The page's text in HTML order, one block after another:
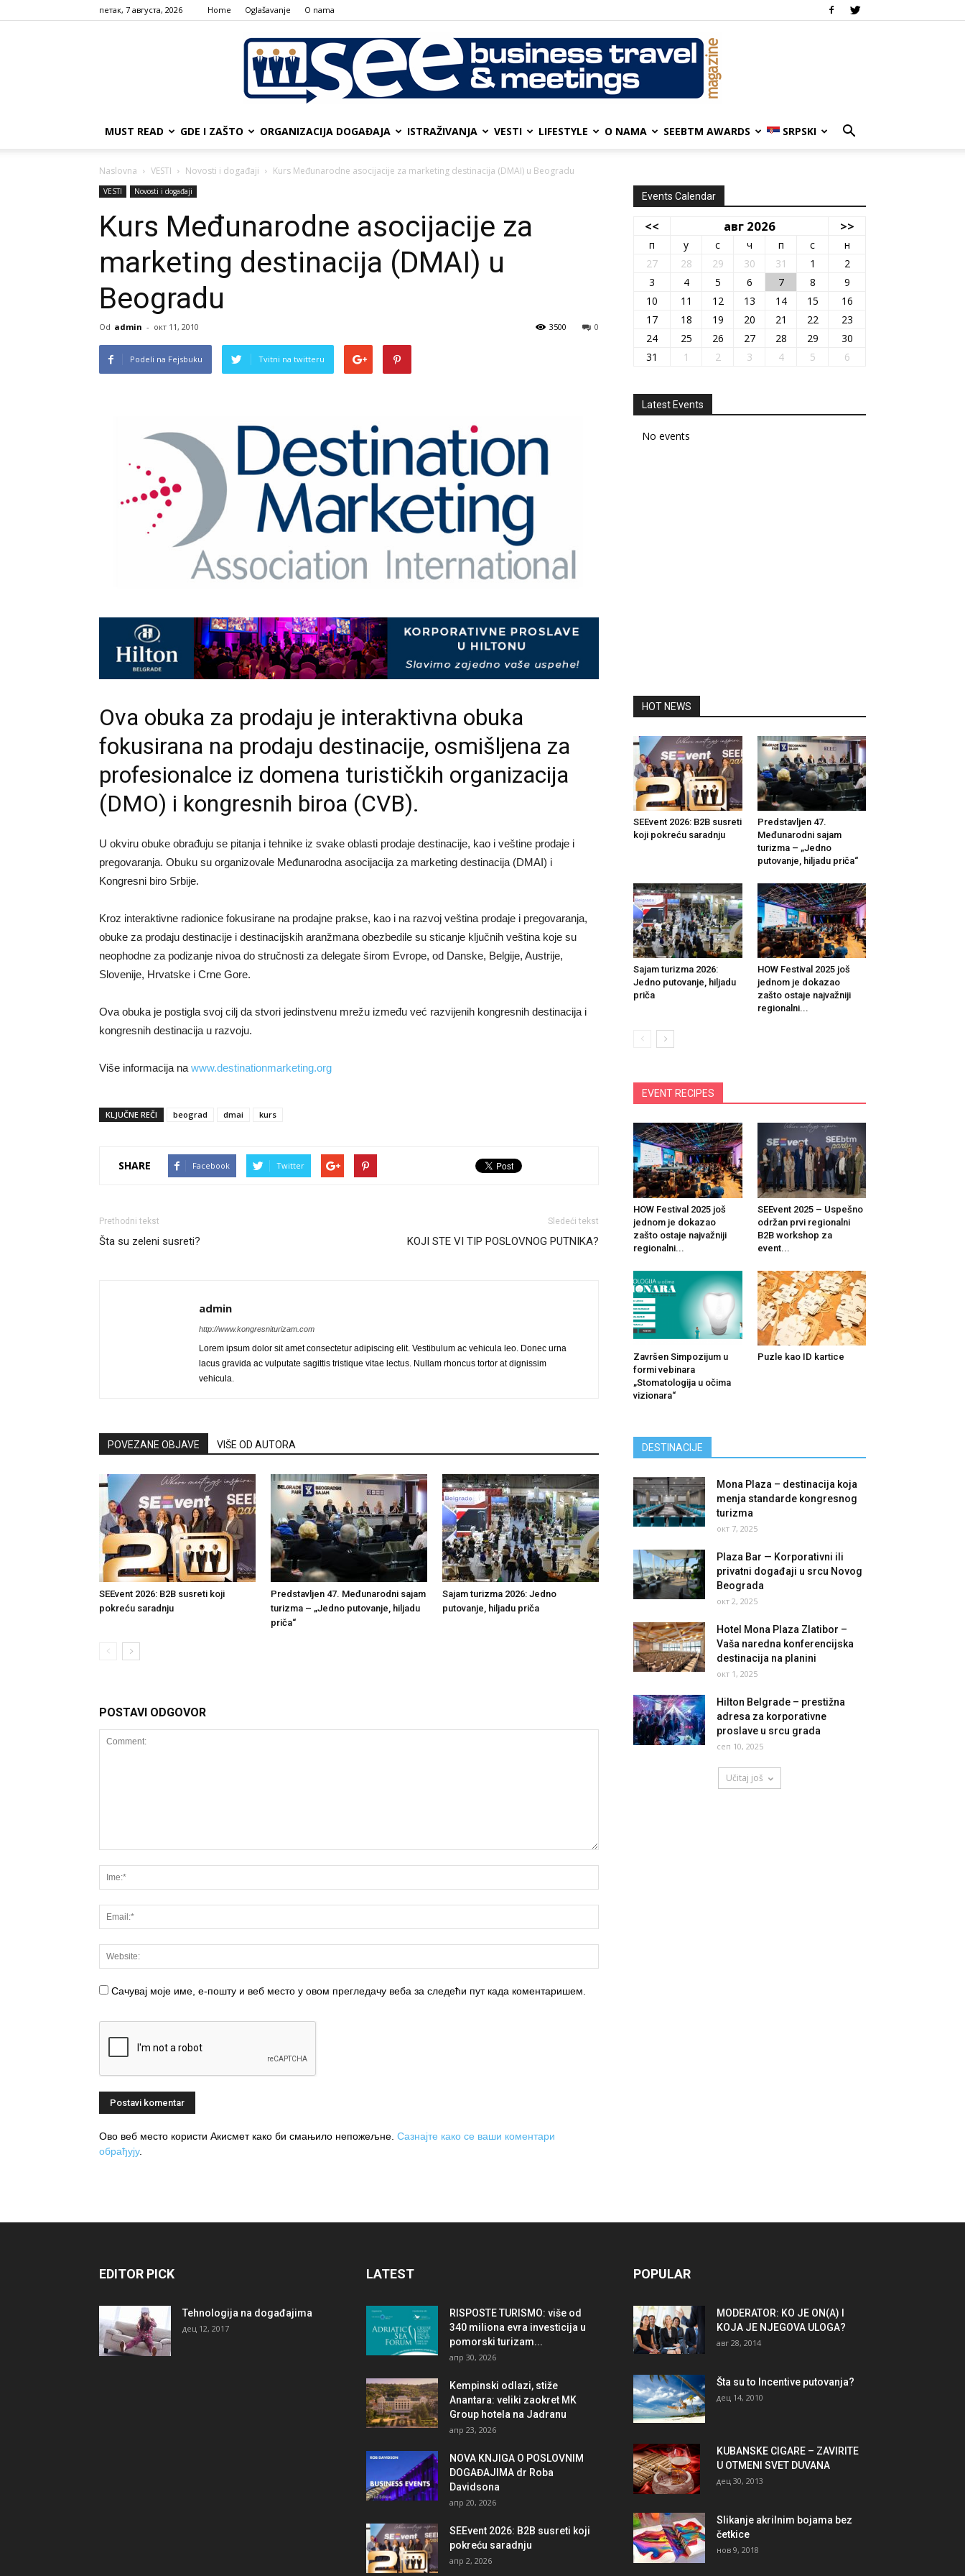
петак, 7 августа, 2026 Home Oglašavanje О nama
meetings
magazine
MUST READ GDE I ZAŠTO ORGANIZACIJA DOGAĐAJA ISTRAŽIVANJA VESTI LIFESTYLE О NAMA SEEBTM AWARDS SRPSKI
Naslovna VESTI Novosti i događaji Kurs Međunarodne asocijacije za marketing destinacija (DMAI) u Beogradu
VESTI Novosti i događaji
Kurs Međunarodne asocijacije za
marketing destinacija (DMAI) u
Beogradu
Od admin - окт 11, 2010 0
3500
Podeli na Fejsbuku Tvitni na twitteru
Ova obuka za prodaju je interaktivna obuka
fokusirana na prodaju destinacije, osmišljena za
profesionalce iz domena turističkih organizacija
(DMO) i kongresnih biroa (CVB).
U okviru obuke obrađuju se pitanja i tehnike iz svake oblasti prodaje destinacije, kao i veštine prodaje i
pregovaranja. Obuku su organizovale Međunarodna asocijacija za marketing destinacija (DMAI) i
Kongresni biro Srbije.
Kroz interaktivne radionice fokusirane na prodajne prakse, kao i na razvoj veština prodaje i pregovaranja,
obuke za prodaju destinacije i destinacijskih aranžmana obezbedile su sticanje ključnih veština koje su
neophodne za podizanje nivoa do stručnosti za delegate širom Evrope, od Danske, Belgije, Austrije,
Slovenije, Hrvatske i Crne Gore.
Ova obuka je postigla svoj cilj da stvori jedinstvenu mrežu između već razvijenih kongresnih destinacija i
kongresnih destinacija u razvoju.
Više informacija na www.destinationmarketing.org
KLJUČNE REČI beograd dmai kurs
SHARE Facebook Twitter
Prethodni tekst
Šta su zeleni susreti?
Sledeći tekst
KOJI STE VI TIP POSLOVNOG PUTNIKA?
admin
http://www.kongresniturizam.com
Lorem ipsum dolor sit amet consectetur adipiscing elit. Vestibulum ac vehicula leo. Donec urna
lacus gravida ac vulputate sagittis tristique vitae lectus. Nullam rhoncus tortor at dignissim
vehicula.
POVEZANE OBJAVE VIŠE OD AUTORA
SEEvent 2026: B2B susreti koji
pokreću saradnju
Predstavljen 47. Međunarodni sajam
turizma – „Jedno putovanje, hiljadu
priča“
Sajam turizma 2026: Jedno
putovanje, hiljadu priča
POSTAVI ODGOVOR
Сачувај моје име, е-пошту и веб место у овом прегледачу веба за следећи пут када коментаришем.
Ово веб место користи Акисмет како би смањило непожељне. Сазнајте како се ваши коментари
обрађују.
Events Calendar
<< авг 2026 >>
п у с ч п с
н
27
28 29 30 31 1
2
3
4 5 6 7 8
9
10
11 12 13 14 15
16
17
18 19 20 21 22
23
24
25 26 27 28 29
30
31
1 2 3 4 5 6
Latest Events
No events
HOT NEWS
SEEvent 2026: B2B susreti
koji pokreću saradnju
Predstavljen 47.
Međunarodni sajam
turizma – „Jedno
putovanje, hiljadu priča“
Sajam turizma 2026:
Jedno putovanje, hiljadu
priča
HOW Festival 2025 još
jednom je dokazao
zašto ostaje najvažniji
regionalni...
EVENT RECIPES
HOW Festival 2025 još
jednom je dokazao
zašto ostaje najvažniji
regionalni...
SEEvent 2025 – Uspešno
održan prvi regionalni
B2B workshop za
event...
Završen Simpozijum u
formi vebinara
„Stomatologija u očima
vizionara“
Puzle kao ID kartice
DESTINACIJE
Mona Plaza – destinacija koja
menja standarde kongresnog
turizma
окт 7, 2025
Plaza Bar — Korporativni ili
privatni događaji u srcu Novog
Beograda
окт 2, 2025
Hotel Mona Plaza Zlatibor –
Vaša naredna konferencijska
destinacija na planini
окт 1, 2025
Hilton Belgrade – prestižna
adresa za korporativne
proslave u srcu grada
сеп 10, 2025
Učitaj još
EDITOR PICK
Tehnologija na događajima
дец 12, 2017
LATEST
RISPOSTE TURISMO: više od
340 miliona evra investicija u
pomorski turizam...
апр 30, 2026
Kempinski odlazi, stiže
Anantara: veliki zaokret MK
Group hotela na Jadranu
апр 23, 2026
NOVA KNJIGA O POSLOVNIM
DOGAĐAJIMA dr Roba
Davidsona
апр 20, 2026
SEEvent 2026: B2B susreti koji
pokreću saradnju
апр 2, 2026
POPULAR
MODERATOR: KO JE ON(A) I
KOJA JE NJEGOVA ULOGA?
авг 28, 2014
Šta su to Incentive putovanja?
дец 14, 2010
KUBANSKE CIGARE – ZAVIRITE
U OTMENI SVET DUVANA
дец 30, 2013
Slikanje akrilnim bojama bez
četkice
нов 9, 2018